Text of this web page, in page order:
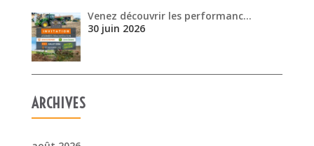
Venez découvrir les performanc…
30 juin 2026
ARCHIVES